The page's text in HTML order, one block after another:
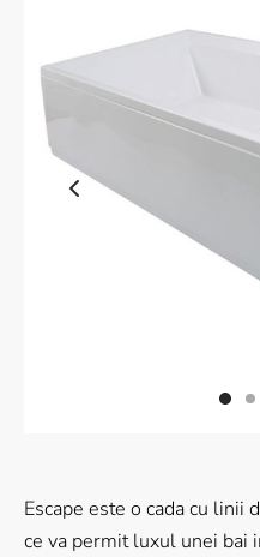
Escape este o cada cu linii
ce va permit luxul unei bai
Wood Series
Series
Veining